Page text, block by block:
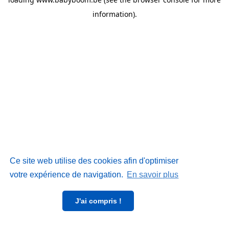
Ce site web utilise des cookies afin d'optimiser
votre expérience de navigation. En savoir plus
J'ai compris !
information).